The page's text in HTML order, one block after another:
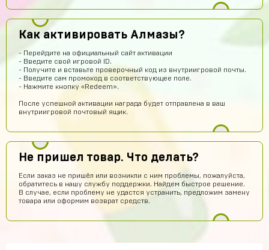
Как активировать Алмазы?
- Перейдите на официальный сайт активации
- Введите свой игровой ID.
- Получите и вставьте проверочный код из внутриигровой почты.
- Введите сам промокод в соответствующее поле.
- Нажмите кнопку «Redeem».
После успешной активации награда будет отправлена в ваш
внутриигровой почтовый ящик.
Не пришел товар. Что делать?
Если заказ не пришёл или возникли с ним проблемы, пожалуйста,
обратитесь в нашу службу поддержки. Найдем быстрое решение.
В случае, если проблему не удастся устранить, предложим замену
товара или оформим возврат средств.
Rimma Margaryan
Там с верху есть твой акк в левом верхнем углу и
там у тебя 0 рублей на них нажимай и всё
Саша Соколов
Нет магаз не кидает все клево
ksgs
Хабиб Ашуров 10 часов назад
Ку всем
Тамерлан Хамраев 8 часов назад
Это рили рили